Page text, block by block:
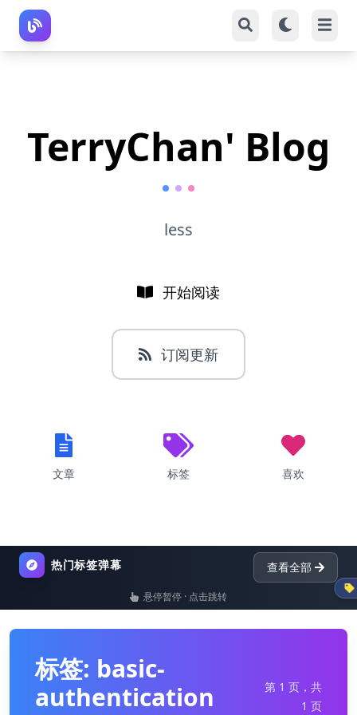
TerryChan' Blog
less
开始阅读
订阅更新
文章 标签 喜欢
热门标签弹幕 查看全部
默认
list nginx dictionary
悬停暂停 · 点击跳转
标签: basic-
authentication
第 1 页，共
1 页